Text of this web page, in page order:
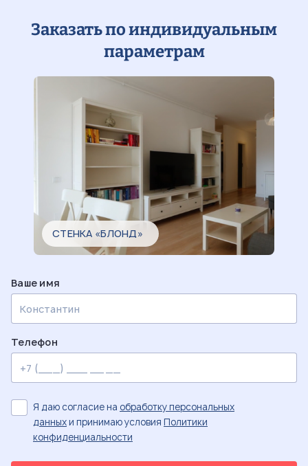
Заказать по индивидуальным
параметрам
СТЕНКА «БЛОНД»
Ваше имя
Телефон
Я даю согласие на обработку персональных
данныхи принимаю условия Политики
конфиденциальности